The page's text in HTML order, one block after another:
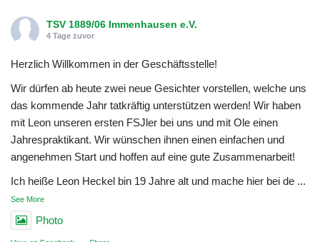
TSV 1889/06 Immenhausen e.V.
4 Tage zuvor
Herzlich Willkommen in der Geschäftsstelle!
Wir dürfen ab heute zwei neue Gesichter vorstellen, welche uns
das kommende Jahr tatkräftig unterstützen werden! Wir haben
mit Leon unseren ersten FSJler bei uns und mit Ole einen
Jahrespraktikant. Wir wünschen ihnen einen einfachen und
angenehmen Start und hoffen auf eine gute Zusammenarbeit!
Ich heiße Leon Heckel bin 19 Jahre alt und mache hier bei de ...
See More
Photo